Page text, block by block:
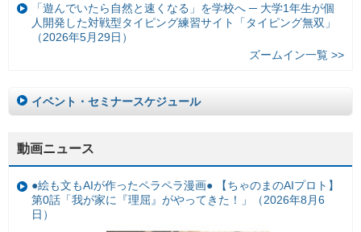
「遊んでいたら自然と速くなる」を学校へ ─ 大学1年生が個
人開発した対戦型タイピング練習サイト「タイピング無双」
（2026年5月29日）
ズームイン一覧 >>
イベント・セミナースケジュール
動画ニュース
●絵も文もAIが作ったペラペラ漫画● 【ちゃのまのAIプロト】
第0話「我が家に『理屈』がやってきた！」（2026年8月6
日）